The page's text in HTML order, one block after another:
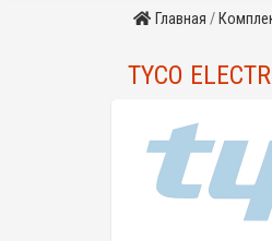
Главная
TYCO